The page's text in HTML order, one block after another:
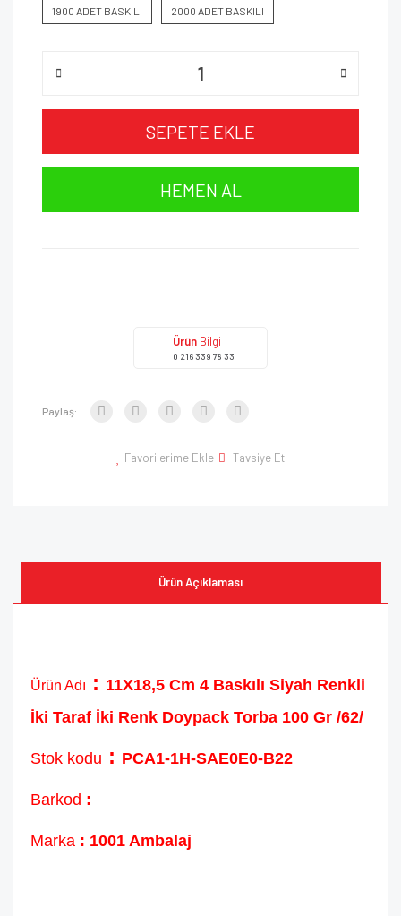
1900 ADET BASKILI 2000 ADET BASKILI
SEPETE EKLE
HEMEN AL
Ürün Bilgi
0 216 339 78 33
Paylaş:
Favorilerime Ekle Tavsiye Et
Ürün Açıklaması
Ürün Adı : 11X18,5 Cm 4 Baskılı Siyah Renkli
İki Taraf İki Renk Doypack Torba 100 Gr /62/
Stok kodu : PCA1-1H-SAE0E0-B22
Barkod :
Marka : 1001 Ambalaj